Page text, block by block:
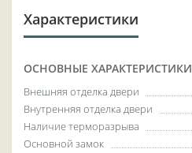
Характеристики
ОСНОВНЫЕ ХАРАКТЕРИСТИКИ
Внешняя отделка двери
Внутренняя отделка двери
Наличие терморазрыва
Основной замок